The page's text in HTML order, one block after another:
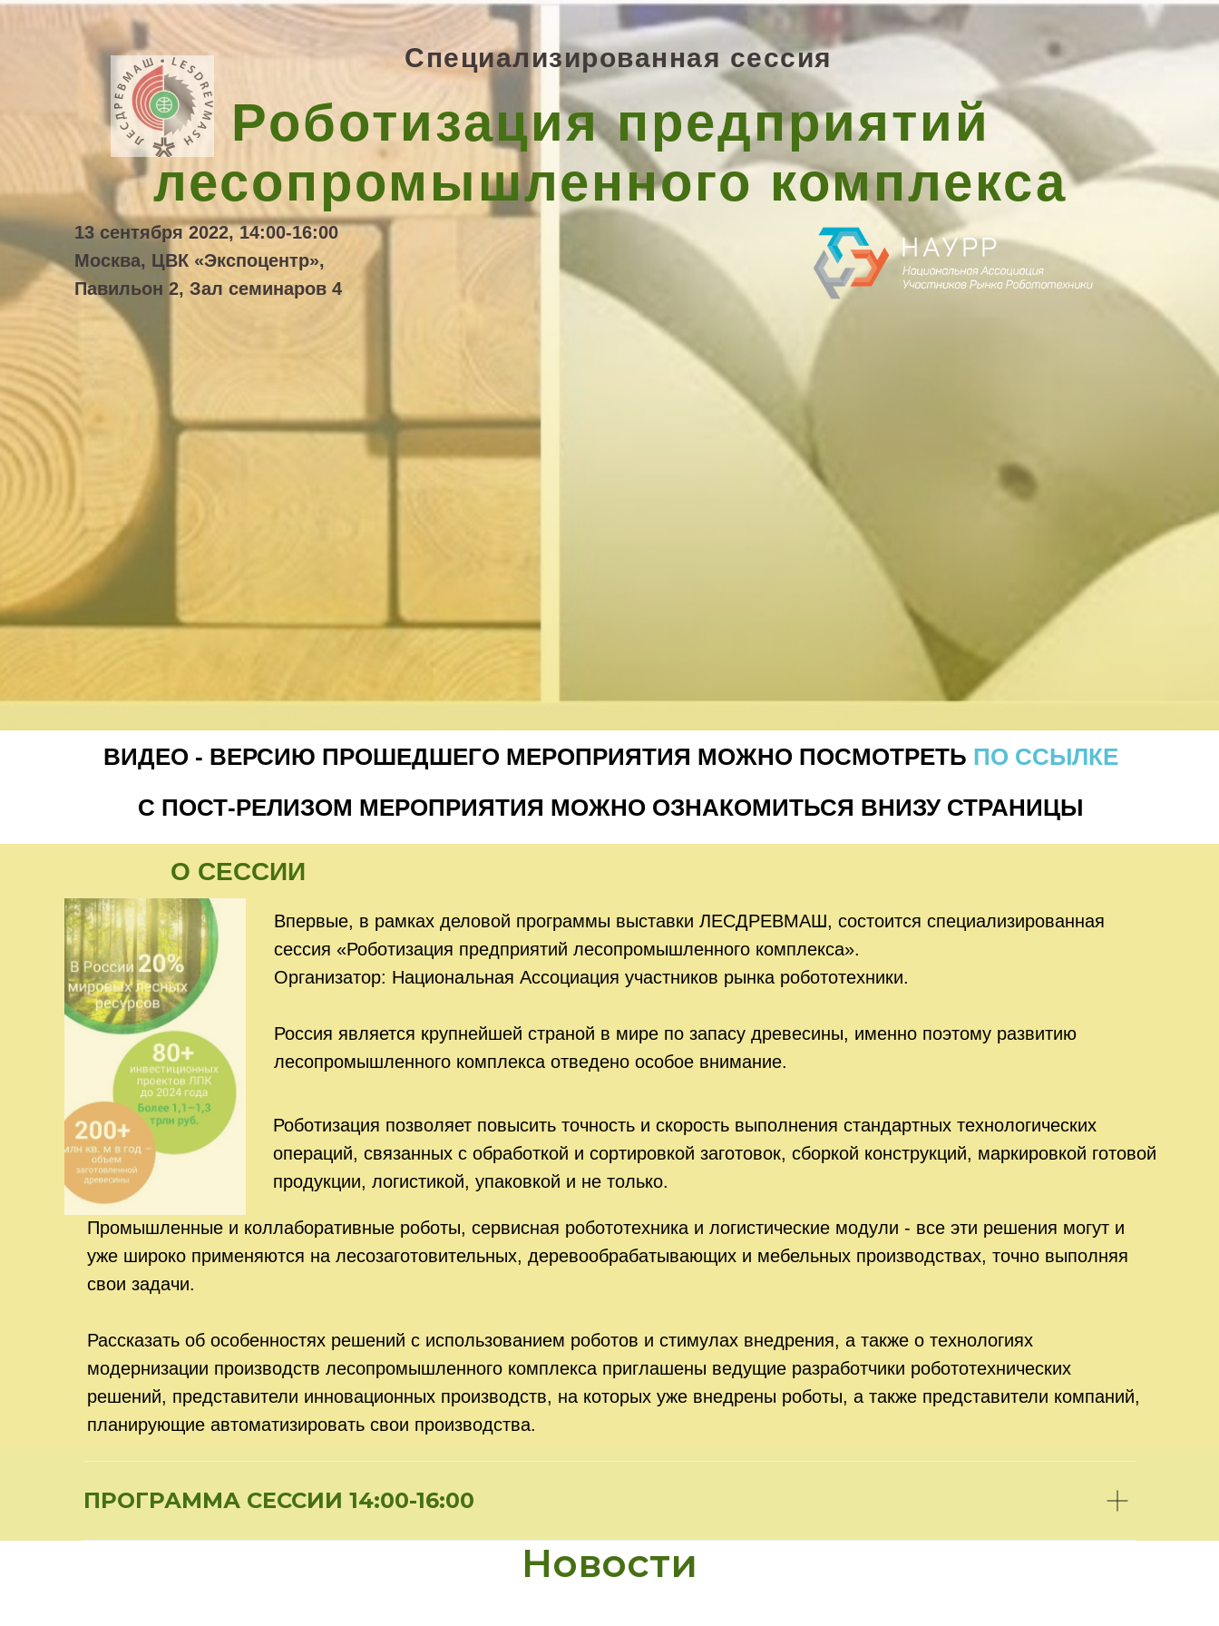
Роботизация предприятий
лесопромышленного комплекса
Специализированная сессия
13 сентября 2022, 14:00-16:00
Москва, ЦВК «Экспоцентр»,
Павильон 2, Зал семинаров 4
ВИДЕО - ВЕРСИЮ ПРОШЕДШЕГО МЕРОПРИЯТИЯ МОЖНО ПОСМОТРЕТЬ ПО ССЫЛКЕ
С ПОСТ-РЕЛИЗОМ МЕРОПРИЯТИЯ МОЖНО ОЗНАКОМИТЬСЯ ВНИЗУ СТРАНИЦЫ
О СЕССИИ
Впервые, в рамках деловой программы выставки ЛЕСДРЕВМАШ, состоится специализированная
сессия «Роботизация предприятий лесопромышленного комплекса».
Организатор: Национальная Ассоциация участников рынка робототехники.
Россия является крупнейшей страной в мире по запасу древесины, именно поэтому развитию
лесопромышленного комплекса отведено особое внимание.
Роботизация позволяет повысить точность и скорость выполнения стандартных технологических
операций, связанных с обработкой и сортировкой заготовок, сборкой конструкций, маркировкой готовой
продукции, логистикой, упаковкой и не только.
Промышленные и коллаборативные роботы, сервисная робототехника и логистические модули - все эти решения могут и
уже широко применяются на лесозаготовительных, деревообрабатывающих и мебельных производствах, точно выполняя
свои задачи.
Рассказать об особенностях решений с использованием роботов и стимулах внедрения, а также о технологиях
модернизации производств лесопромышленного комплекса приглашены ведущие разработчики робототехнических
решений, представители инновационных производств, на которых уже внедрены роботы, а также представители компаний,
планирующие автоматизировать свои производства.
ПРОГРАММА СЕССИИ 14:00-16:00
Новости